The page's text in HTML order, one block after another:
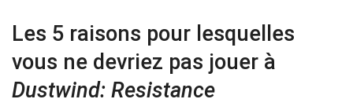
Les 5 raisons pour lesquelles
vous ne devriez pas jouer à
Dustwind: Resistance